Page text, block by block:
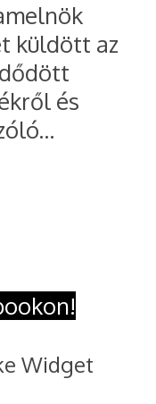
küldött az
és